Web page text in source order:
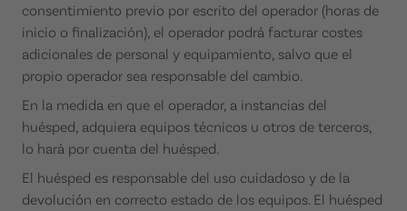
consentimiento previo por escrito del operador (horas de
inicio o finalización), el operador podrá facturar costes
adicionales de personal y equipamiento, salvo que el
propio operador sea responsable del cambio.
En la medida en que el operador, a instancias del
huésped, adquiera equipos técnicos u otros de terceros,
lo hará por cuenta del huésped.
El huésped es responsable del uso cuidadoso y de la
devolución en correcto estado de los equipos. El huésped